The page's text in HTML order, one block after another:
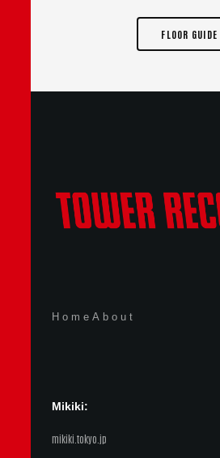
FLOOR
Home About
Mikiki:
mikiki.tokyo.jp